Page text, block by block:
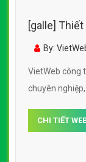
[galle]
Quang
By:
VietWeb công
chuyên
CHI TIẾT